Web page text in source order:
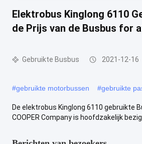
Elektrobus Kinglong 6110
de Prijs van de Busbus for
Gebruikte Busbus 2021-12-16
#gebruikte motorbussen #gebruikte
De elektrobus Kinglong 6110 gebruikte
COOPER Company is hoofdzakelijk